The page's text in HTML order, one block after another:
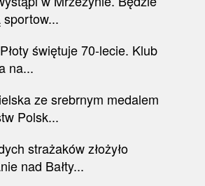
świętuje 70-lecie. Klub
na...
ze srebrnym medalem
Polsk...
strażaków złożyło
nad Bałty...